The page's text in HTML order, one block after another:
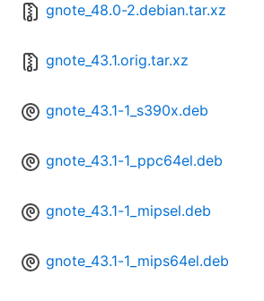
gnote_48.0-2.debian.tar.xz
gnote_43.1.orig.tar.xz
gnote_43.1-1_s390x.deb
gnote_43.1-1_ppc64el.deb
gnote_43.1-1_mipsel.deb
gnote_43.1-1_mips64el.deb